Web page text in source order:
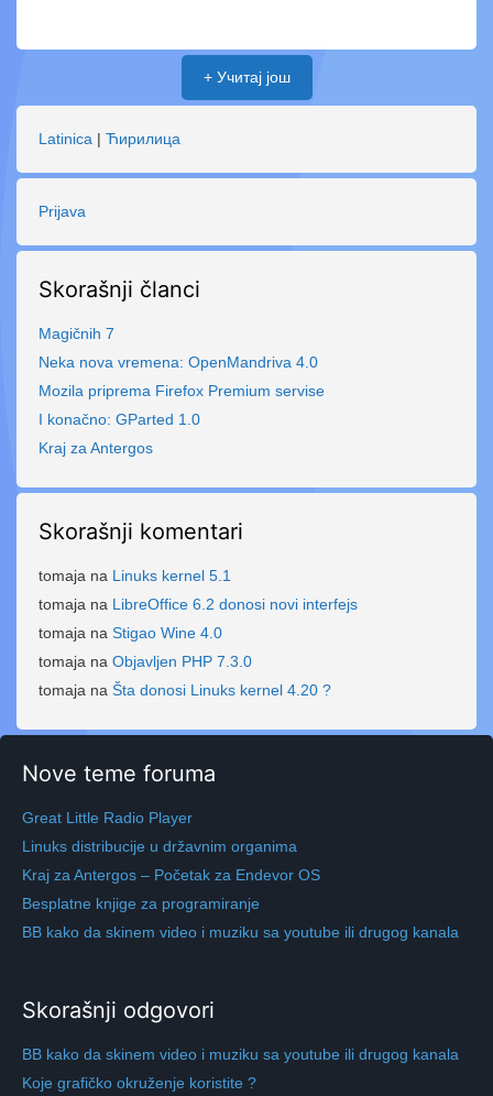
+ Учитај још
Latinica | Ћирилица
Prijava
Skorašnji članci
Magičnih 7
Neka nova vremena: OpenMandriva 4.0
Mozila priprema Firefox Premium servise
I konačno: GParted 1.0
Kraj za Antergos
Skorašnji komentari
tomaja na Linuks kernel 5.1
tomaja na LibreOffice 6.2 donosi novi interfejs
tomaja na Stigao Wine 4.0
tomaja na Objavljen PHP 7.3.0
tomaja na Šta donosi Linuks kernel 4.20 ?
Nove teme foruma
Great Little Radio Player
Linuks distribucije u državnim organima
Kraj za Antergos – Početak za Endevor OS
Besplatne knjige za programiranje
BB kako da skinem video i muziku sa youtube ili drugog kanala
Skorašnji odgovori
BB kako da skinem video i muziku sa youtube ili drugog kanala
Koje grafičko okruženje koristite ?